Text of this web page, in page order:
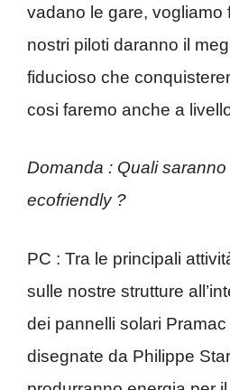
vadano le gare, vogliamo
nostri piloti daranno il
fiducioso che
cosi faremo anche a
Domanda : Quali
ecofriendly ?
PC : Tra le principali
sulle nostre strutture
dei pannelli solari
disegnate da Philippe